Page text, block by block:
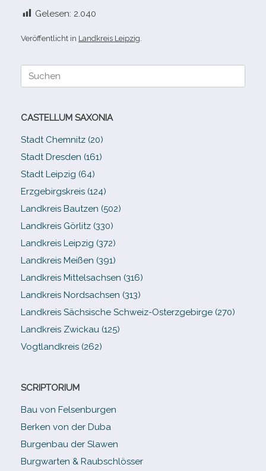
Gelesen: 2.040
Veröffentlicht in Landkreis Leipzig
Suche
CASTELLUM SAXONIA
Stadt Chemnitz (20)
Stadt Dresden (161)
Stadt Leipzig (64)
Erzgebirgskreis (124)
Landkreis Bautzen (502)
Landkreis Görlitz (330)
Landkreis Leipzig (372)
Landkreis Meißen (391)
Landkreis Mittelsachsen (316)
Landkreis Nordsachsen (313)
Landkreis Sächsische Schweiz-​Osterzgebirge (270)
Landkreis Zwickau (125)
Vogtlandkreis (262)
SCRIPTORIUM
Bau von Felsenburgen
Berken von der Duba
Burgenbau der Slawen
Burgwarten & Raubschlösser